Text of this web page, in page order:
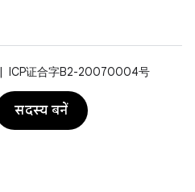
ICP证合字B2-20070004号
सदस्य बनें